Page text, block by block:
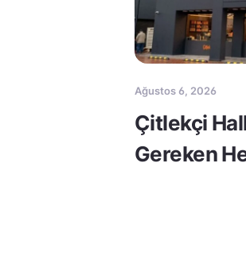
Ağustos 6, 2026
Çitlekçi
Gereken